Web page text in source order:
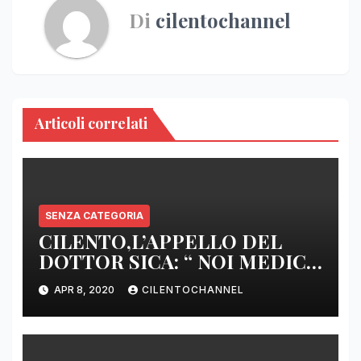
Di cilentochannel
Articoli correlati
SENZA CATEGORIA
CILENTO,L’APPELLO DEL
DOTTOR SICA: “ NOI MEDICI
DI BASE SIAMO SENZA ARMI
E SENZA PRESIDI”
APR 8, 2020 CILENTOCHANNEL